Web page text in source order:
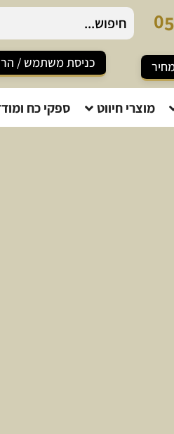
05
כניסת משתמש /
מוצרי חיווט ספקי כח